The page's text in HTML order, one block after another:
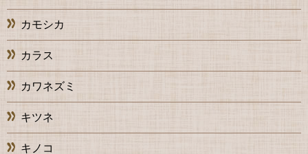
カモシカ
カラス
カワネズミ
キツネ
キノコ